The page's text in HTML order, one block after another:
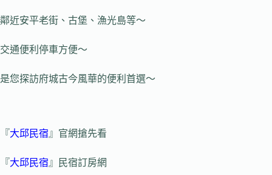
鄰近安平老街、古堡、漁光島等～
交通便利停車方便～
是您探訪府城古今風華的便利首選～
『大邱民宿 』官網搶先看
『大邱民宿 』民宿訂房網